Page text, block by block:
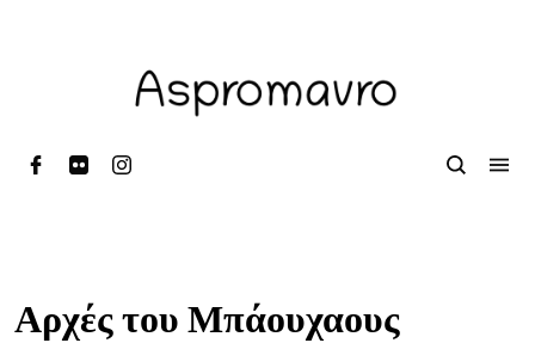
Αρχές του Μπάουχαους